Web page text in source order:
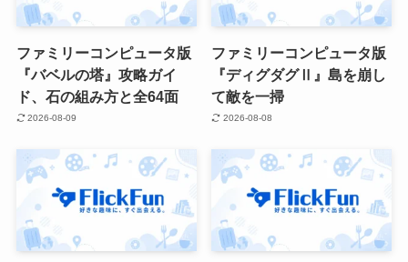
ファミリーコンピュータ版
『バベルの塔』攻略ガイ
ド、石の組み方と全64面
2026-08-09
ファミリーコンピュータ版
『ディグダグⅡ』島を崩し
て敵を一掃
2026-08-08